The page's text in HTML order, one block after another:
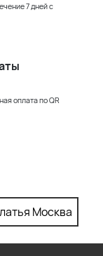
7 дней с
оплата по QR
Москва